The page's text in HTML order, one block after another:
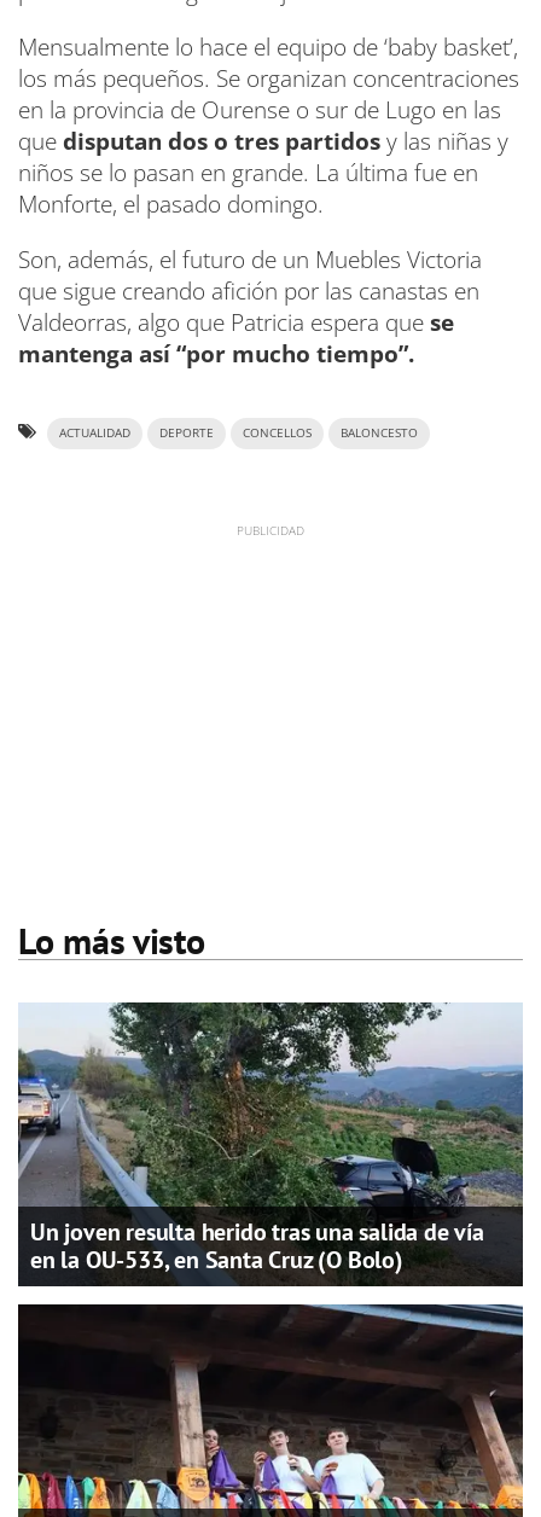
Mensualmente lo hace el equipo de ‘baby basket’,
los más pequeños. Se organizan concentraciones
en la provincia de Ourense o sur de Lugo en las
que disputan dos o tres partidosy las niñas y
niños se lo pasan en grande. La última fue en
Monforte, el pasado domingo.
Son, además, el futuro de un Muebles Victoria
que sigue creando afición por las canastas en
Valdeorras, algo que Patricia espera quese
mantenga así “por mucho tiempo”.
ACTUALIDAD DEPORTE CONCELLOS BALONCESTO
Lo más visto
Un joven resulta herido tras una salida de vía
en la OU-533, en Santa Cruz (O Bolo)